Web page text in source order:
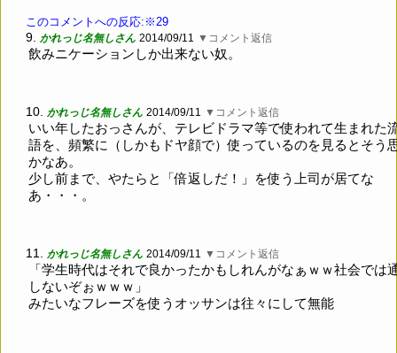
このコメントへの反応:※29
9. かれっじ名無しさん 2014/09/11 ▼コメント返信
飲みニケーションしか出来ない奴。
10. かれっじ名無しさん 2014/09/11 ▼コメント返信
いい年したおっさんが、テレビドラマ等で使われて生まれた
語を、頻繁に（しかもドヤ顔で）使っているのを見るとそう
かなあ。
少し前まで、やたらと「倍返しだ！」を使う上司が居てな
あ・・・。
11. かれっじ名無しさん 2014/09/11 ▼コメント返信
「学生時代はそれで良かったかもしれんがなぁｗｗ社会では
しないぞぉｗｗｗ」
みたいなフレーズを使うオッサンは往々にして無能